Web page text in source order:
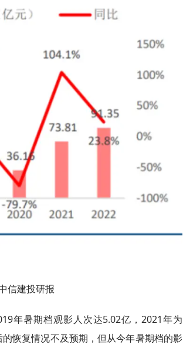
信建投研报
年暑期档观影人次达5.02亿，2021年为
恢复情况不及预期，但从今年暑期档的影